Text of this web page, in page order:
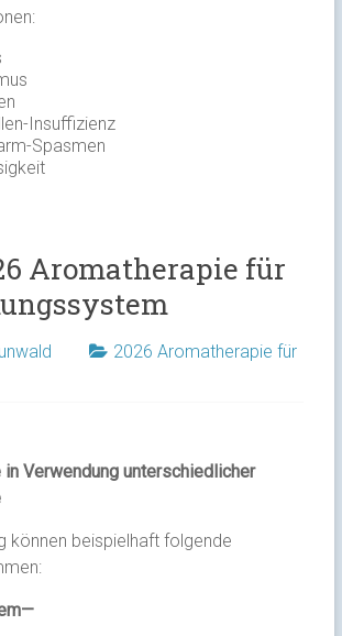
Insuffizienz
Spasmen
Aromatherapie für
2026 Aromatherapie für
Verwendung unterschiedlicher
können beispielhaft folgende